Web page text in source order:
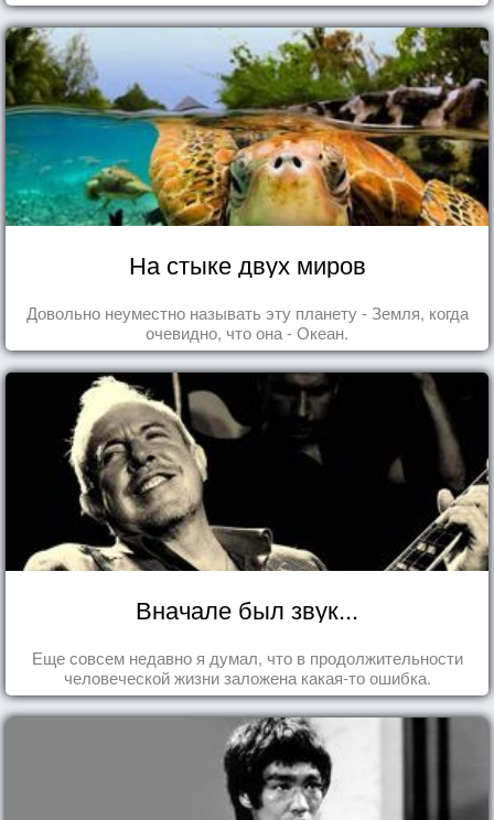
На стыке двух миров
Довольно неуместно называть эту планету - Земля, когда
очевидно, что она - Океан.
Вначале был звук...
Еще совсем недавно я думал, что в продолжительности
человеческой жизни заложена какая-то ошибка.